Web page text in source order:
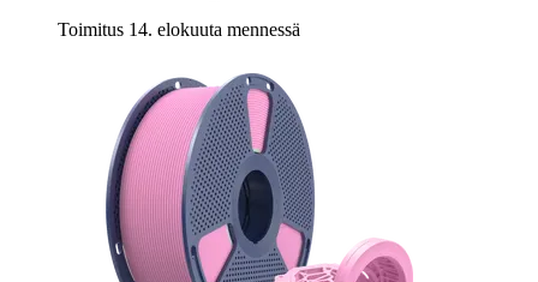
Toimitus 14. elokuuta mennessä